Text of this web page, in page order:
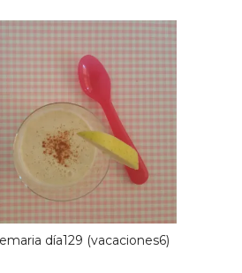
día129 (vacaciones6)